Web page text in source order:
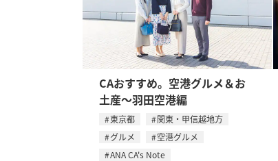
CAおすすめ。空港グルメ＆お
土産〜羽田空港編
東京都
関東・甲信越地方
グルメ
空港グルメ
ANA CA's Note